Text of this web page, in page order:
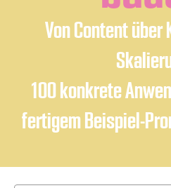
Von Content
100 konkrete
fertigem Beispiel-